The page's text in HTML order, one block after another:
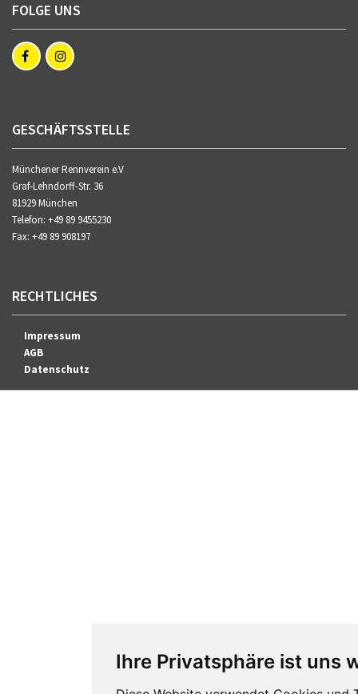
Ihre Privatsphäre ist uns
FOLGE UNS
GESCHÄFTSSTELLE
Münchener Rennverein e.V
Graf-Lehndorff-Str. 36
81929 München
Telefon: +49 89 9455230
Fax: +49 89 908197
RECHTLICHES
Impressum
AGB
Datenschutz